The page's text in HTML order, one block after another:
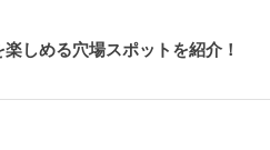
しめる穴場スポットを紹介！